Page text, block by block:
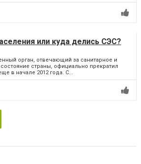
или куда делись СЭС?
орган, отвечающий за санитарное и
страны, официально прекратил
в начале 2012 года. С...